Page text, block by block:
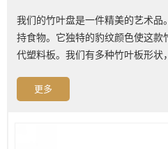
我们的竹叶盘是一件精美的艺术
持食物。它独特的豹纹颜色使这
代塑料板。我们有多种竹叶板形状
更多